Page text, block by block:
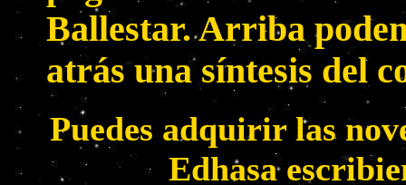
Ballestar. Arriba
atrás una síntesis del
Puedes adquirir las
Edhasa